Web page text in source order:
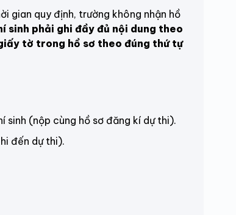
quy định, trường không nhận hồ
sinh phải ghi đầy đủ nội dung theo
tờ trong hồ sơ theo đúng thứ tự
sinh (nộp cùng hồ sơ đăng kí dự thi).
đến dự thi).